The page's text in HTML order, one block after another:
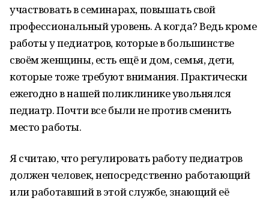
участвовать в семинарах, повышать свой
профессиональный уровень. А когда? Ведь кроме
работы у педиатров, которые в большинстве
своём женщины, есть ещё и дом, семья, дети,
которые тоже требуют внимания. Практически
ежегодно в нашей поликлинике увольнялся
педиатр. Почти все были не против сменить
место работы.
Я считаю, что регулировать работу педиатров
должен человек, непосредственно работающий
или работавший в этой службе, знающий её